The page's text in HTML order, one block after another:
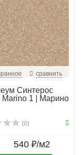
сравнить
Синтерос
Marino 1 | Марино
(0)
540 ₽/м2